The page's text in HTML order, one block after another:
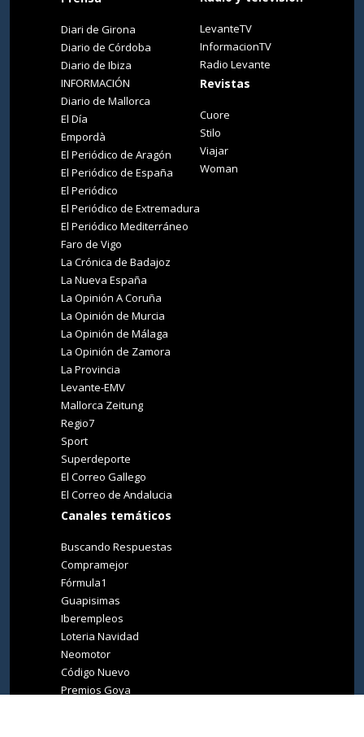
Diari de Girona
Diario de Córdoba
Diario de Ibiza
INFORMACIÓN
Diario de Mallorca
El Día
Empordà
El Periódico de Aragón
El Periódico de España
El Periódico
El Periódico de Extremadura
El Periódico Mediterráneo
Faro de Vigo
La Crónica de Badajoz
La Nueva España
La Opinión A Coruña
La Opinión de Murcia
La Opinión de Málaga
La Opinión de Zamora
La Provincia
Levante-EMV
Mallorca Zeitung
Regio7
Sport
Superdeporte
El Correo Gallego
El Correo de Andalucia
Canales temáticos
Buscando Respuestas
Compramejor
Fórmula1
Guapisimas
Iberempleos
Loteria Navidad
Neomotor
Código Nuevo
Premios Goya
LevanteTV
InformacionTV
Radio Levante
Revistas
Cuore
Stilo
Viajar
Woman